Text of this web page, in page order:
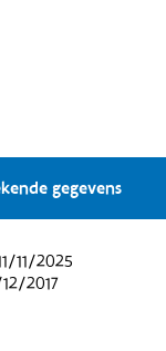
gegevens
11/2025
2017